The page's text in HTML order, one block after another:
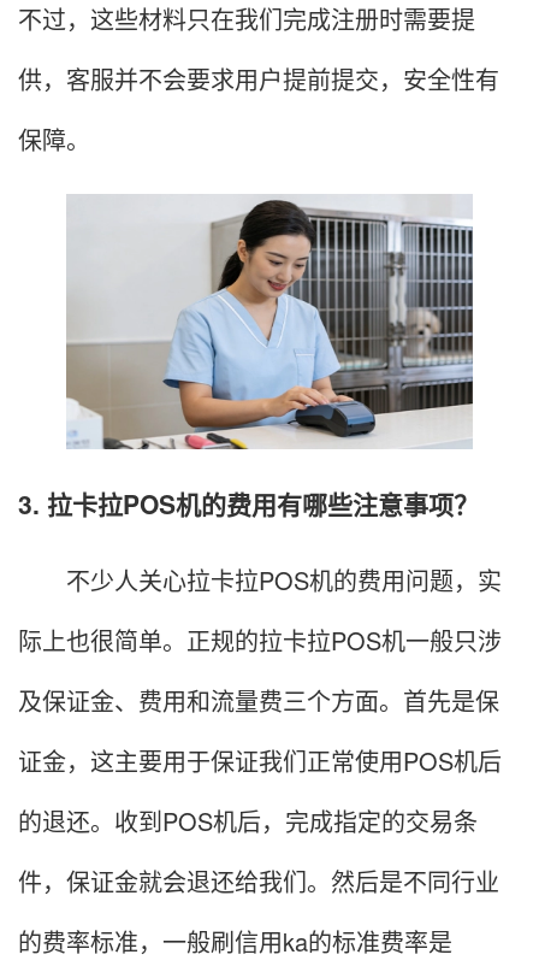
不过，这些材料只在我们完成注册时需要提
供，客服并不会要求用户提前提交，安全性有
保障。
3. 拉卡拉POS机的费用有哪些注意事项？
不少人关心拉卡拉POS机的费用问题，实
际上也很简单。正规的拉卡拉POS机一般只涉
及保证金、费用和流量费三个方面。首先是保
证金，这主要用于保证我们正常使用POS机后
的退还。收到POS机后，完成指定的交易条
件，保证金就会退还给我们。然后是不同行业
的费率标准，一般刷信用ka的标准费率是